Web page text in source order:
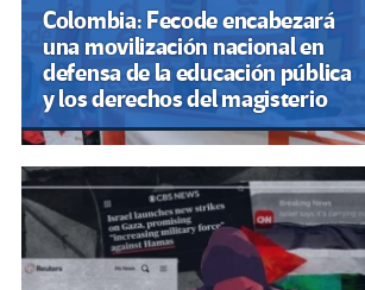
Colombia: Fecode encabezará
una movilización nacional en
defensa de la educación pública
y los derechos del magisterio